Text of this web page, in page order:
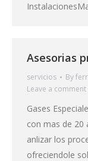
Asesorias
servicios By
Leave a comment
Gases
con mas de 20
anlizar los
ofreciendole